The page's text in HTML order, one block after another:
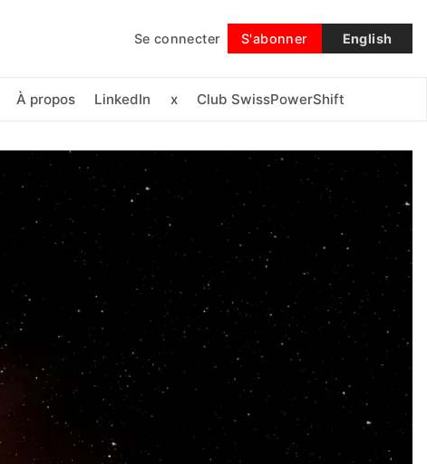
Se connecter S'abonner English
À propos LinkedIn x Club SwissPowerShift
Suivre